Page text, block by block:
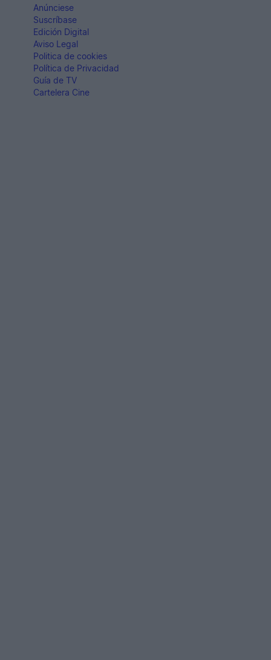
Anúnciese
Suscríbase
Edición Digital
Aviso Legal
Politica de cookies
Política de Privacidad
Guía de TV
Cartelera Cine